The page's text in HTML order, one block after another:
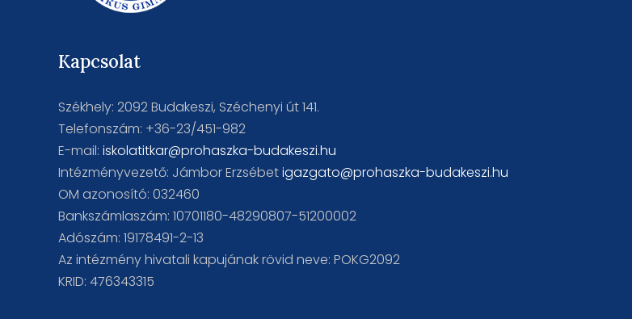
Kapcsolat
Székhely: 2092 Budakeszi, Széchenyi út 141.
Telefonszám: +36-23/451-982
E-mail: iskolatitkar@prohaszka-budakeszi.hu
Intézményvezető: Jámbor Erzsébetigazgato@prohaszka-budakeszi.hu
OM azonosító: 032460
Bankszámlaszám: 10701180-48290807-51200002
Adószám: 19178491-2-13
Az intézmény hivatali kapujának rövid neve: POKG2092
KRID: 476343315